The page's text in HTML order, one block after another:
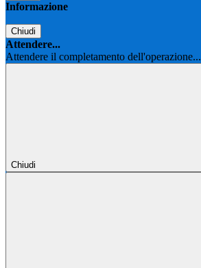
Informazione
Chiudi
Attendere...
Attendere il completamento dell'operazione...
Chiudi